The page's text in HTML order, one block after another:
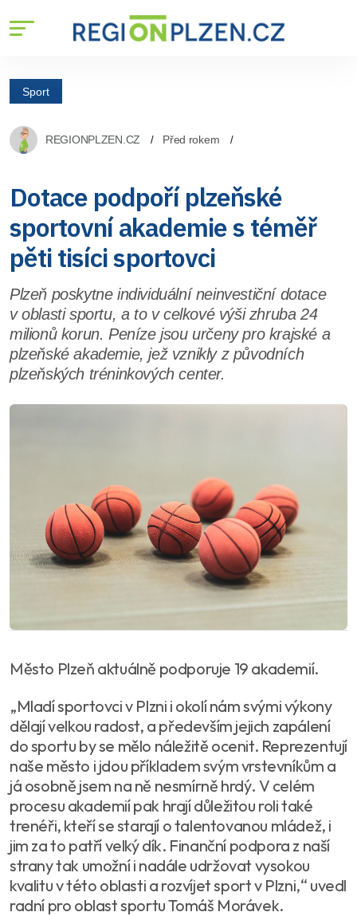
Sport
REGIONPLZEN.CZ Před rokem
Dotace podpoří plzeňské
sportovní akademie s téměř
pěti tisíci sportovci
Plzeň poskytne individuální neinvestiční dotace
v oblasti sportu, a to v celkové výši zhruba 24
milionů korun. Peníze jsou určeny pro krajské a
plzeňské akademie, jež vznikly z původních
plzeňských tréninkových center.
Město Plzeň aktuálně podporuje 19 akademií.
„Mladí sportovci v Plzni i okolí nám svými výkony
dělají velkou radost, a především jejich zapálení
do sportu by se mělo náležitě ocenit. Reprezentují
naše město i jdou příkladem svým vrstevníkům a
já osobně jsem na ně nesmírně hrdý. V celém
procesu akademií pak hrají důležitou roli také
trenéři, kteří se starají o talentovanou mládež, i
jim za to patří velký dík. Finanční podpora z naší
strany tak umožní i nadále udržovat vysokou
kvalitu v této oblasti a rozvíjet sport v Plzni,“ uvedl
radní pro oblast sportu Tomáš Morávek.